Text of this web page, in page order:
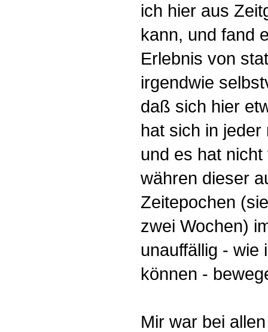
ich hier aus
kann, und fand
Erlebnis von
irgendwie
daß sich hier
hat sich in
und es hat
währen dieser
Zeitepochen
zwei Wochen)
unauffällig - wie
können -
Mir war bei